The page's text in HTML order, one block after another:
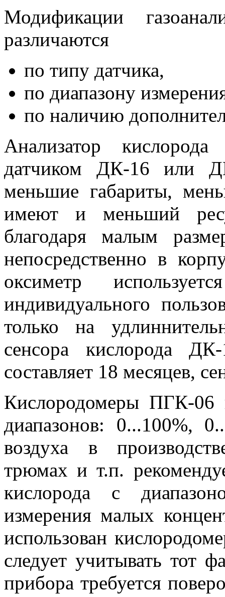
Модификации
различаются
по типу датчика,
по диапазону
по наличию
Анализатор
датчиком ДК-16 или
меньшие габариты,
имеют и меньший
благодаря малым
непосредственно в
оксиметр
индивидуального
только на
сенсора кислорода
составляет 18 месяцев,
Кислородомеры ПГК-06
диапазонов: 0...100%,
воздуха в
трюмах и т.п.
кислорода с
измерения малых
использован
следует учитывать тот
прибора требуется